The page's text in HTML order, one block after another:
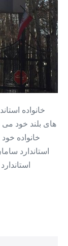
خانواده
های بلند خود می
خانواده
استاندارد